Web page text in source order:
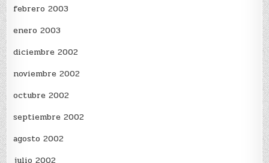
febrero 2003
enero 2003
diciembre 2002
noviembre 2002
octubre 2002
septiembre 2002
agosto 2002
julio 2002